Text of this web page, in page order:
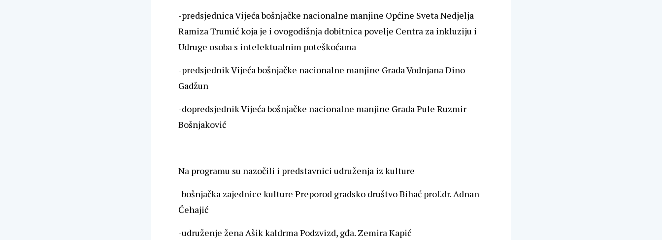
-predsjednica Vijeća bošnjačke nacionalne manjine Općine Sveta Nedjelja
Ramiza Trumić koja je i ovogodišnja dobitnica povelje Centra za inkluziju i
Udruge osoba s intelektualnim poteškoćama
-predsjednik Vijeća bošnjačke nacionalne manjine Grada Vodnjana Dino
Gadžun
-dopredsjednik Vijeća bošnjačke nacionalne manjine Grada Pule Ruzmir
Bošnjaković
Na programu su nazočili i predstavnici udruženja iz kulture
-bošnjačka zajednice kulture Preporod gradsko društvo Bihać prof.dr. Adnan
Ćehajić
-udruženje žena Ašik kaldrma Podzvizd, gđa. Zemira Kapić